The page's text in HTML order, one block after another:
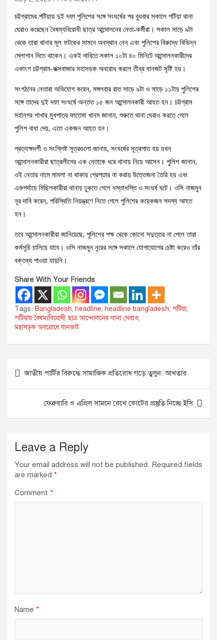
চট্টগ্রামের পটিয়ায় দুই দফা পুলিশের সঙ্গে সংঘর্ষের পর বুধবার সকালে পটিয়া থানা
ঘেরাও করেছেন বৈষম্যবিরোধী ছাত্র আন্দোলনের নেতা-কর্মীরা। সকাল সাড়ে ৯টা
থেকে তারা থানার মূল ফটকের সামনে অবস্থান নেন এবং পুলিশের বিরুদ্ধে বিভিন্ন
স্লোগান দিতে থাকেন। একই দাবিতে সকাল ১০টা ৪০ মিনিটে আন্দোলনকারীদের
একাংশ চট্টগ্রাম-কক্সবাজার মহাসড়ক অবরোধ করলে তীব্র যানজট সৃষ্টি হয়।
সংগঠনের নেতারা অভিযোগ করেন, মঙ্গলবার রাত সাড়ে ৯টা ও সাড়ে ১১টায় পুলিশের
সঙ্গে তাদের দুই দফা সংঘর্ষে অন্তত ১৫ জন আন্দোলনকারী আহত হন। চট্টগ্রাম
মহানগর শাখার মুখপাত্র ফাতেমা খানম জানান, শুরুতে থানা ঘেরাও করতে গেলে
পুলিশ বাধা দেয়, এতে একজন আহত হন।
প্রত্যক্ষদর্শী ও সংশ্লিষ্ট সূত্রগুলো জানায়, সংঘর্ষের সূত্রপাত হয় যখন
আন্দোলনকারীরা ছাত্রলীগের এক নেতাকে ধরে থানায় নিয়ে আসেন। পুলিশ জানান,
ওই নেতার নামে মামলা না থাকায় গ্রেপ্তার না করায় উত্তেজনা তৈরি হয় এবং
একপর্যায়ে মিছিলকারীরা থানায় ঢুকতে গেলে ধস্তাধস্তি ও সংঘর্ষ ঘটে। ওসি নাজমুন
নূর দাবি করেন, পরিস্থিতি নিয়ন্ত্রণে নিতে গেলে পুলিশের কয়েকজন সদস্য আহত
হন।
তবে আন্দোলনকারীরা জানিয়েছে, পুলিশের পক্ষ থেকে কোনো সদুত্তর না পেলে তারা
কর্মসূচি চালিয়ে যাবে। ওসি নাজমুন নূরের সঙ্গে সকালে যোগাযোগের চেষ্টা করেও তাঁর
বক্তব্য পাওয়া যায়নি।
Share With Your Friends
Tags: Bangladesh, headline, headline bangladesh, পটিয়া,
পটিয়ায় বৈষম্যবিরোধী ছাত্র আন্দোলনের থানা ঘেরাও,
মহাসড়ক অবরোধে যানজট
navigation
জাতীয় পার্টির বিরুদ্ধে সামাজিক প্রতিরোধ গড়ে তুলুন: আখতার
ফেব্রুয়ারি ও এপ্রিল সামনে রেখে ভোটের প্রস্তুতি নিচ্ছে ইসি
Leave a Reply
Your email address will not be published. Required fields
are marked *
Comment *
Name *